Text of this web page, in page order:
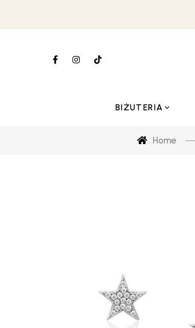
BIŻUTERIA
Home